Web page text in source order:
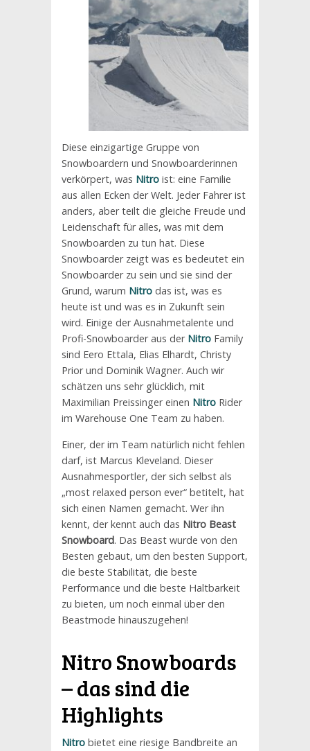
Diese einzigartige Gruppe von
Snowboardern und Snowboarderinnen
verkörpert, was Nitro ist: eine Familie
aus allen Ecken der Welt. Jeder Fahrer ist
anders, aber teilt die gleiche Freude und
Leidenschaft für alles, was mit dem
Snowboarden zu tun hat. Diese
Snowboarder zeigt was es bedeutet ein
Snowboarder zu sein und sie sind der
Grund, warum Nitro das ist, was es
heute ist und was es in Zukunft sein
wird. Einige der Ausnahmetalente und
Profi-Snowboarder aus der Nitro Family
sind Eero Ettala, Elias Elhardt, Christy
Prior und Dominik Wagner. Auch wir
schätzen uns sehr glücklich, mit
Maximilian Preissinger einen Nitro Rider
im Warehouse One Team zu haben.
Einer, der im Team natürlich nicht fehlen
darf, ist Marcus Kleveland. Dieser
Ausnahmesportler, der sich selbst als
„most relaxed person ever“ betitelt, hat
sich einen Namen gemacht. Wer ihn
kennt, der kennt auch das Nitro Beast
Snowboard. Das Beast wurde von den
Besten gebaut, um den besten Support,
die beste Stabilität, die beste
Performance und die beste Haltbarkeit
zu bieten, um noch einmal über den
Beastmode hinauszugehen!
Nitro Snowboards
– das sind die
Highlights
Nitro bietet eine riesige Bandbreite an